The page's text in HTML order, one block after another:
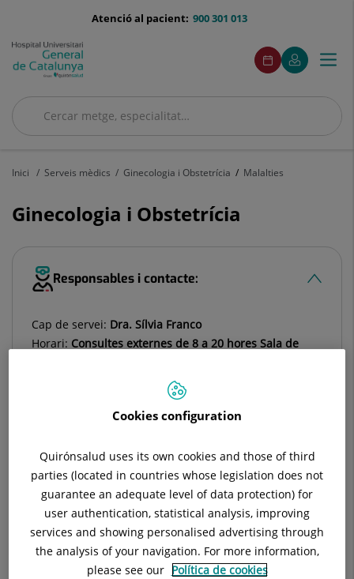
menu-
900 301 013
Atenció al pacient:
Cercar
Cercar
menuAcceso
Demaneu
cita
Aquest
enllaç
s'obrirà
una
El
meu
Aquest
enllaç
s'obrirà
una
finestra
Menú
Inici Serveis mèdics Ginecologia i Obstetrícia Malalties
Ginecologia i Obstetrícia
Responsables i contacte:
Cap de servei: Dra. Sílvia Franco
Horari: Consultes externes de 8 a 20 hores Sala de
Consultes externes primera planta i sala de
parts i urgències a planta 0
93 227 47 27
E-mail:saphgc@dexeus.com
Descripció Equip Mèdic Malalties
Cookies configuration
Quirónsalud uses its own cookies and those of third
parties (located in countries whose legislation does not
guarantee an adequate level of data protection) for
user authentication, statistical analysis, improving
services and showing personalised advertising through
the analysis of your navigation. For more information,
please see our Política de cookies